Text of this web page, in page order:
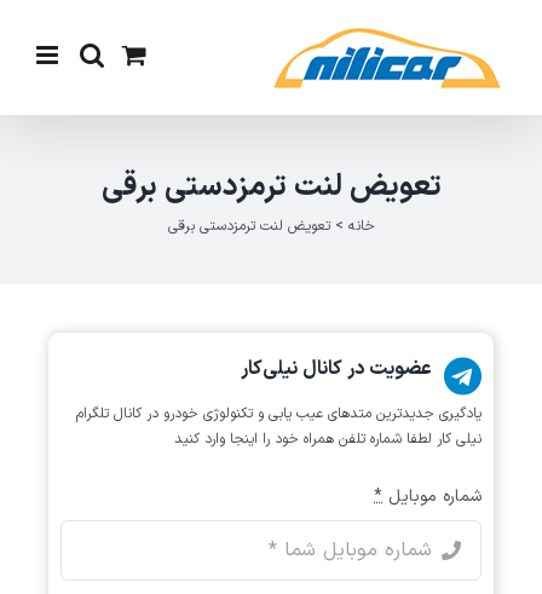
content
تعویض لنت ترمزدستی برقی
خانه >تعویض لنت ترمزدستی برقی
عضویت در کانال نیلی‌کار
یادگیری جدیدترین متد‌های عیب یابی‌ و تکنولوژی خودرو در کانال تلگرام
نیلی کار لطفا شماره تلفن همراه خود را اینجا وارد کنید
شماره موبایل *